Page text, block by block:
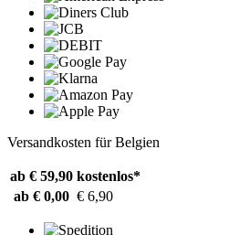
Versandkosten für Belgien
ab € 59,90 kostenlos*
ab € 0,00 € 6,90